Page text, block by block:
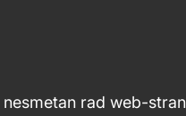
rad web-